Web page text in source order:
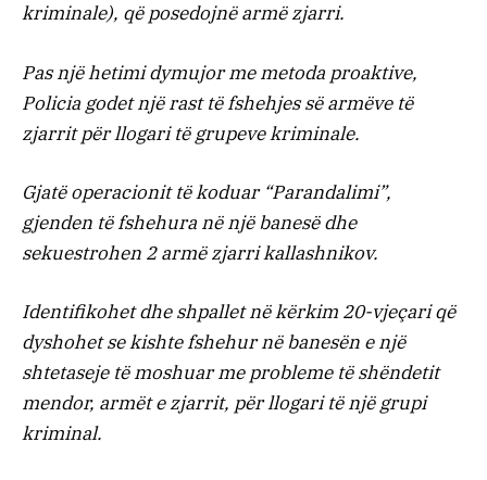
kriminale), që posedojnë armë zjarri.
Pas një hetimi dymujor me metoda proaktive,
Policia godet një rast të fshehjes së armëve të
zjarrit për llogari të grupeve kriminale.
Gjatë operacionit të koduar “Parandalimi”,
gjenden të fshehura në një banesë dhe
sekuestrohen 2 armë zjarri kallashnikov.
Identifikohet dhe shpallet në kërkim 20-vjeçari që
dyshohet se kishte fshehur në banesën e një
shtetaseje të moshuar me probleme të shëndetit
mendor, armët e zjarrit, për llogari të një grupi
kriminal.